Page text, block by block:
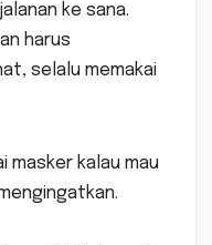
ke sana.
harus
selalu memakai
masker kalau mau